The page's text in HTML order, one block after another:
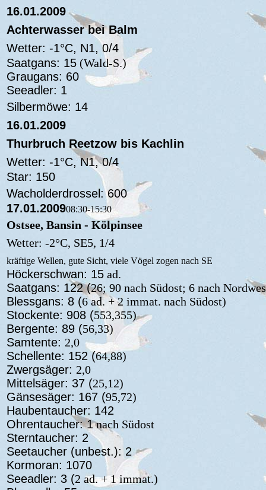
16.01.2009
Achterwasser bei Balm
Wetter: -1°C, N1, 0/4
Saatgans: 15 (Wald-S.)
Graugans: 60
Seeadler: 1
Silbermöwe: 14
16.01.2009
Thurbruch Reetzow bis Kachlin
Wetter: -1°C, N1, 0/4
Star: 150
Wacholderdrossel: 600
17.01.200908:30-15:30
Ostsee, Bansin - Kölpinsee
Wetter: -2°C, SE5, 1/4
kräftige Wellen, gute Sicht, viele Vögel zogen nach SE
Höckerschwan: 15 ad.
Saatgans: 122 (26; 90 nach Südost; 6 nach
Blessgans: 8 (6 ad. + 2 immat. nach Südost)
Stockente: 908 (553,355)
Bergente: 89 (56,33)
Samtente: 2,0
Schellente: 152 (64,88)
Zwergsäger: 2,0
Mittelsäger: 37 (25,12)
Gänsesäger: 167 (95,72)
Haubentaucher: 142
Ohrentaucher: 1nach Südost
Sterntaucher: 2
Seetaucher (unbest.): 2
Kormoran: 1070
Seeadler: 3 (2 ad. + 1 immat.)